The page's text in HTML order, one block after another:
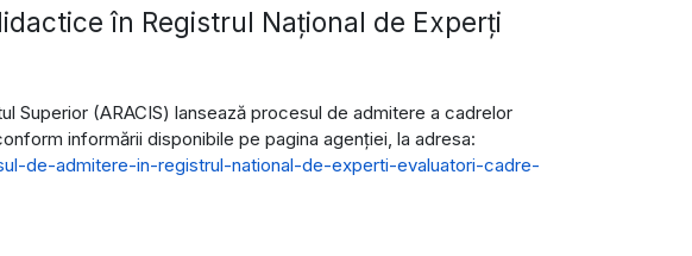
în Registrul Național de Experți
Superior (ARACIS) lansează procesul de admitere a cadrelor
informării disponibile pe pagina agenției, la adresa:
de-admitere-in-registrul-national-de-experti-evaluatori-cadre-